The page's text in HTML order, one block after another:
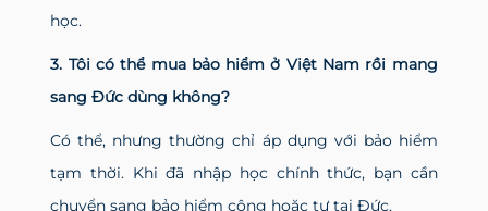
học.
3. Tôi có thể mua bảo hiểm ở Việt Nam rồi mang
sang Đức dùng không?
Có thể, nhưng thường chỉ áp dụng với bảo hiểm
tạm thời. Khi đã nhập học chính thức, bạn cần
chuyển sang bảo hiểm công hoặc tư tại Đức.